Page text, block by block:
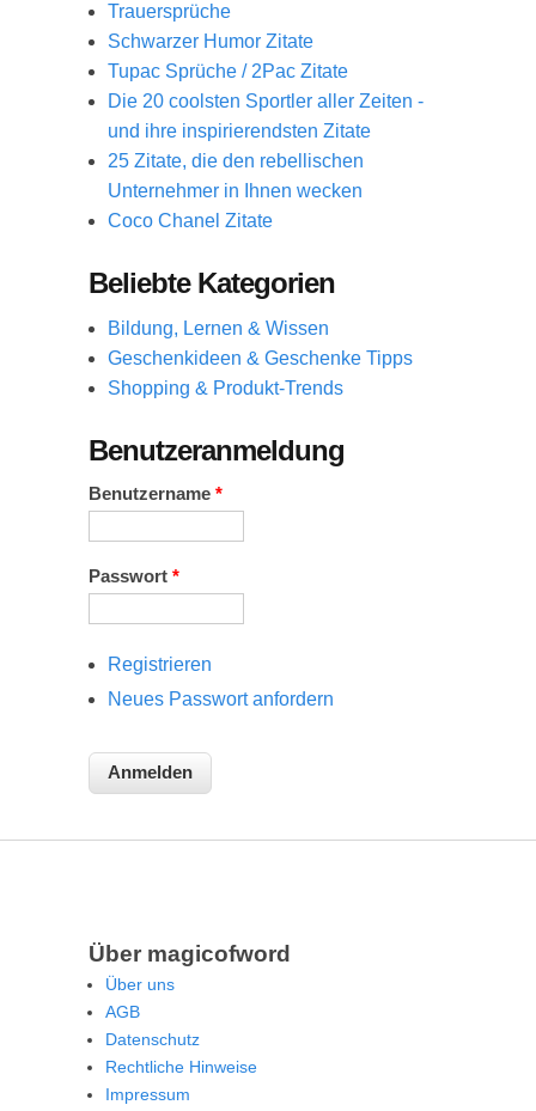
Trauersprüche
Schwarzer Humor Zitate
Tupac Sprüche / 2Pac Zitate
Die 20 coolsten Sportler aller Zeiten -
und ihre inspirierendsten Zitate
25 Zitate, die den rebellischen
Unternehmer in Ihnen wecken
Coco Chanel Zitate
Beliebte Kategorien
Bildung, Lernen & Wissen
Geschenkideen & Geschenke Tipps
Shopping & Produkt-Trends
Benutzeranmeldung
Benutzername *
Passwort *
Registrieren
Neues Passwort anfordern
Über magicofword
Über uns
AGB
Datenschutz
Rechtliche Hinweise
Impressum